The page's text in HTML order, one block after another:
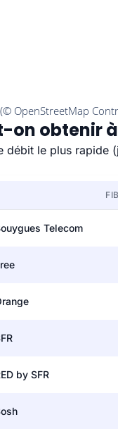
on obtenir
le plus rapide
Telecom
by SFR